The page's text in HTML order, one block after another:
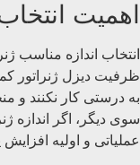
اهمیت
انتخاب اندازه مناسب
ظرفیت دیزل ژنراتور
به درستی کار نکنند و
سوی دیگر، اگر اندازه
عملیاتی و اولیه